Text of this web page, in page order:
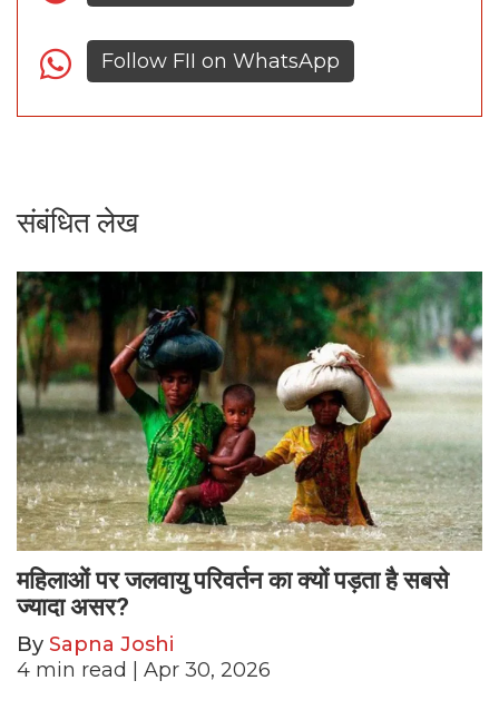
Follow FII on WhatsApp
संबंधित लेख
महिलाओं पर जलवायु परिवर्तन का क्यों पड़ता है सबसे
ज्यादा असर?
By Sapna Joshi
4 min read | Apr 30, 2026